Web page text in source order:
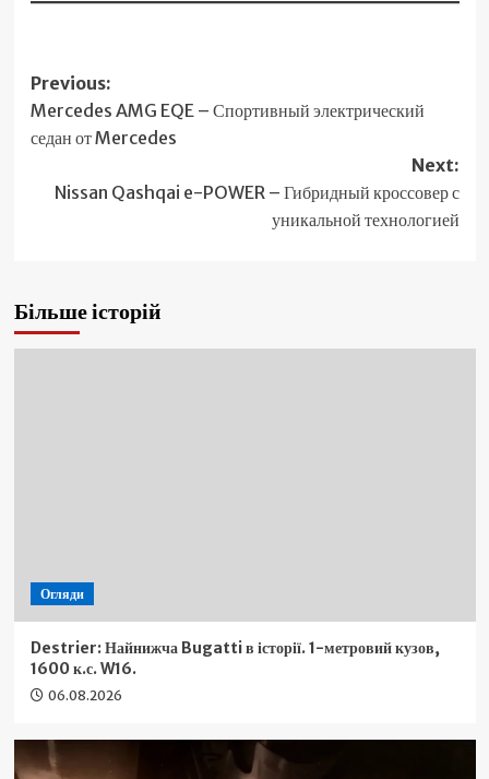
Post
navigation
Previous:
Mercedes AMG EQE – Спортивный электрический
седан от Mercedes
Next:
Nissan Qashqai e-POWER – Гибридный кроссовер с
уникальной технологией
Більше історій
Огляди
Destrier: Найнижча Bugatti в історії. 1-метровий кузов,
1600 к.с. W16.
06.08.2026